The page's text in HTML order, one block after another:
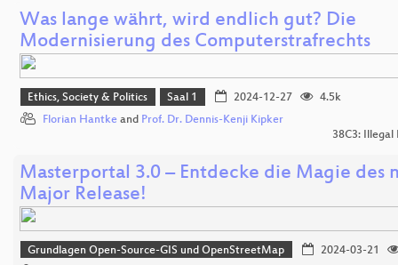
Was lange währt, wird endlich gut? Die
Modernisierung des Computerstrafrechts
Ethics, Society & Politics Saal 1 2024-12-27
4.5k
Florian Hantke and Prof. Dr. Dennis-Kenji Kipker
38C3: Illegal
Masterportal 3.0 – Entdecke die Magie des
Major Release!
Grundlagen Open-Source-GIS und OpenStreetMap
2024-03-21